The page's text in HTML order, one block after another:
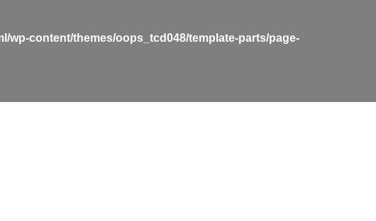
wp-content/themes/oops_tcd048/template-parts/page-